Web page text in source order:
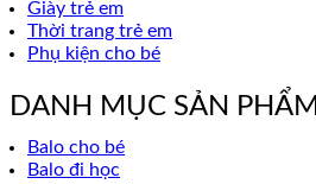
Giày trẻ em
Thời trang trẻ em
Phụ kiện cho bé
DANH MỤC SẢN PHẨM
Balo cho bé
Balo đi học